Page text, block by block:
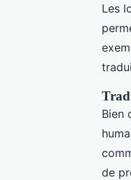
Les
Bien
de